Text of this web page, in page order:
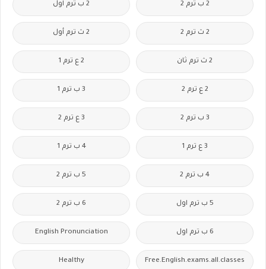
2 ب ترم 2 2 ب ترم اول
2 ث ترم 2 2 ث ترم أول
2 ث ترم ثان 2 ع ترم 1
2 ع ترم 2 3 ب ترم 1
3 ب ترم 2 3 ع ترم 2
3 ع ترم 1 4 ب ترم 1
4 ب ترم 2 5 ب ترم 2
5 ب ترم اول 6 ب ترم 2
6 ب ترم اول English Pronunciation
Free.English.exams.all.classes
Healthy